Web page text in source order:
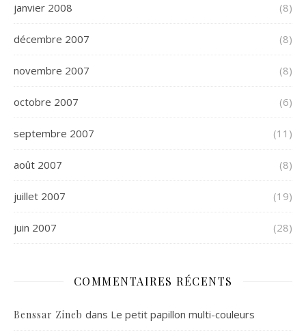
janvier 2008 (8)
décembre 2007 (8)
novembre 2007 (8)
octobre 2007 (6)
septembre 2007 (11)
août 2007 (8)
juillet 2007 (19)
juin 2007 (28)
COMMENTAIRES RÉCENTS
Benssar Zineb dans Le petit papillon multi-couleurs